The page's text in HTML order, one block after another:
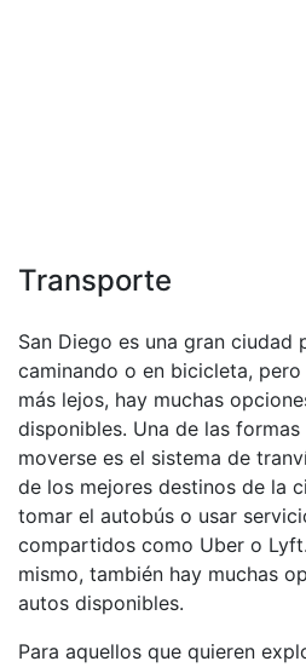
Transporte
San Diego es una gran ciudad
caminando o en bicicleta,
más lejos, hay muchas
disponibles. Una de las
moverse es el sistema de
de los mejores destinos de la
tomar el autobús o usar
compartidos como Uber o
mismo, también hay muchas
autos disponibles.
Para aquellos que quieren